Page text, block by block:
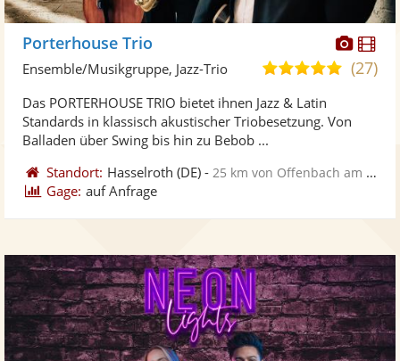
Porterhouse Trio
5,0(27)
Ensemble/Musikgruppe, Jazz-Trio
Das PORTERHOUSE TRIO bietet ihnen Jazz & Latin
Standards in klassisch akustischer Triobesetzung. Von
Balladen über Swing bis hin zu Bebob ...
Standort: Hasselroth (DE) - 25 km von Offenbach am Main
Gage: auf Anfrage